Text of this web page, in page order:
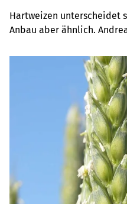
von Hartweizen?
Hartweizen unterscheidet
Anbau aber ähnlich.
Rüeger stellt daraus Pasta
engagiert sich auch eine
Förderung echter